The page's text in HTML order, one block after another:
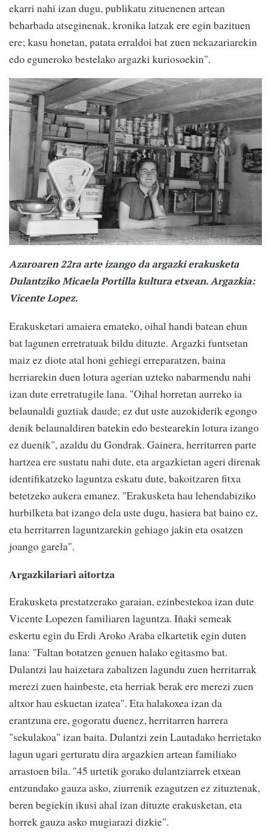
ekarri nahi izan dugu, publikatu zituenenen artean
beharbada atseginenak, kronika latzak ere egin bazituen
ere; kasu honetan, patata erraldoi bat zuen nekazariarekin
edo eguneroko bestelako argazki kuriosoekin".
Azaroaren 22ra arte izango da argazki erakusketa
Dulantziko Micaela Portilla kultura etxean. Argazkia:
Vicente Lopez.
Erakusketari amaiera emateko, oihal handi batean ehun
bat lagunen erretratuak bildu dituzte. Argazki funtsetan
maiz ez diote atal honi gehiegi erreparatzen, baina
herriarekin duen lotura agerian uzteko nabarmendu nahi
izan dute erretratugile lana. "Oihal horretan aurreko ia
belaunaldi guztiak daude; ez dut uste auzokiderik egongo
denik belaunaldiren batekin edo bestearekin lotura izango
ez duenik", azaldu du Gondrak. Gainera, herritarren parte
hartzea ere sustatu nahi dute, eta argazkietan ageri direnak
identifikatzeko laguntza eskatu dute, bakoitzaren fitxa
betetzeko aukera emanez. "Erakusketa hau lehendabiziko
hurbilketa bat izango dela uste dugu, hasiera bat baino ez,
eta herritarren laguntzarekin gehiago jakin eta osatzen
joango garela".
Argazkilariari aitortza
Erakusketa prestatzerako garaian, ezinbestekoa izan dute
Vicente Lopezen familiaren laguntza. Iñaki semeak
eskertu egin du Erdi Aroko Araba elkartetik egin duten
lana: "Faltan botatzen genuen halako egitasmo bat.
Dulantzi lau haizetara zabaltzen lagundu zuen herritarrak
merezi zuen hainbeste, eta herriak berak ere merezi zuen
altxor hau eskuetan izatea". Eta halakoxea izan da
erantzuna ere, gogoratu duenez, herritarren harrera
"sekulakoa" izan baita. Dulantzi zein Lautadako herrietako
lagun ugari gerturatu dira argazkien artean familiako
arrastoen bila. "45 urtetik gorako dulantziarrek etxean
entzundako gauza asko, ziurrenik ezagutzen ez zituztenak,
beren begiekin ikusi ahal izan dituzte erakusketan, eta
horrek gauza asko mugiarazi dizkie".